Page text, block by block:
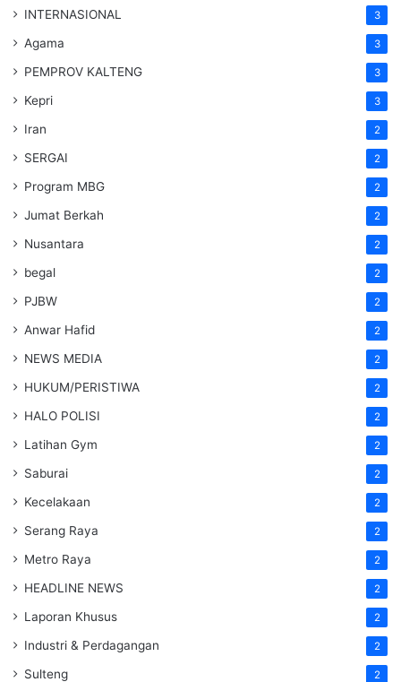
INTERNASIONAL 3
Agama 3
PEMPROV KALTENG 3
Kepri 3
Iran 2
SERGAI 2
Program MBG 2
Jumat Berkah 2
Nusantara 2
begal 2
PJBW 2
Anwar Hafid 2
NEWS MEDIA 2
HUKUM/PERISTIWA 2
HALO POLISI 2
Latihan Gym 2
Saburai 2
Kecelakaan 2
Serang Raya 2
Metro Raya 2
HEADLINE NEWS 2
Laporan Khusus 2
Industri & Perdagangan 2
Sulteng 2